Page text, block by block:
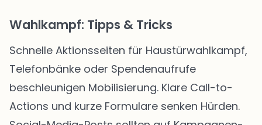
Wahlkampf: Tipps & Tricks
Schnelle Aktionsseiten für Haustürwahlkampf,
Telefonbänke oder Spendenaufrufe
beschleunigen Mobilisierung. Klare Call-to-
Actions und kurze Formulare senken Hürden.